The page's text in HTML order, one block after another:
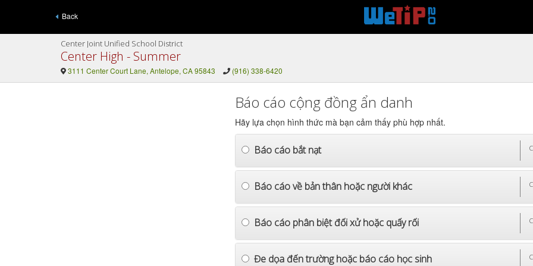
Back
Center Joint Unified School District
Center High - Summer
3111 Center Court Lane, Antelope, CA 95843 (916) 338-6420
Báo cáo cộng đồng ẩn danh
Hãy lựa chọn hình thức mà bạn cảm thấy phù hợp nhất.
Báo cáo bắt nạt
Báo cáo về bản thân hoặc người khác
Báo cáo phân biệt đối xử hoặc quấy rối
Đe dọa đến trường hoặc báo cáo học sinh